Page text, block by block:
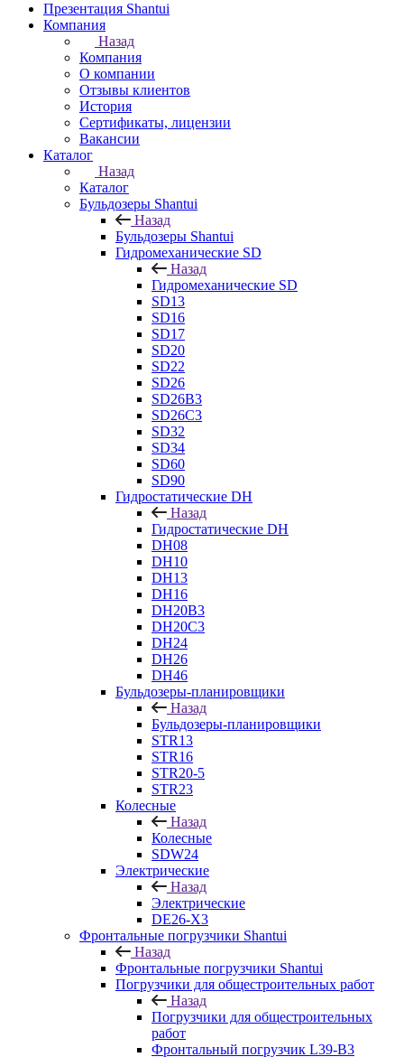
Презентация Shantui
Компания
Назад
Компания
О компании
Отзывы клиентов
История
Сертификаты, лицензии
Вакансии
Каталог
Назад
Каталог
Бульдозеры Shantui
Назад
Бульдозеры Shantui
Гидромеханические SD
Назад
Гидромеханические SD
SD13
SD16
SD17
SD20
SD22
SD26
SD26B3
SD26C3
SD32
SD34
SD60
SD90
Гидростатические DH
Назад
Гидростатические DH
DH08
DH10
DH13
DH16
DH20B3
DH20C3
DH24
DH26
DH46
Бульдозеры-планировщики
Назад
Бульдозеры-планировщики
STR13
STR16
STR20-5
STR23
Колесные
Назад
Колесные
SDW24
Электрические
Назад
Электрические
DE26-X3
Фронтальные погрузчики Shantui
Назад
Фронтальные погрузчики Shantui
Погрузчики для общестроительных работ
Назад
Погрузчики для общестроительных
работ
Фронтальный погрузчик L39-B3